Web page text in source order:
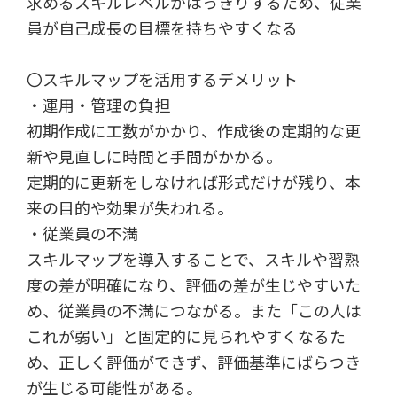
員が自己成長の目標を持ちやすくなる
〇スキルマップを活用するデメリット
・運用・管理の負担
初期作成に工数がかかり、作成後の定期的な更
新や見直しに時間と手間がかかる。
定期的に更新をしなければ形式だけが残り、本
来の目的や効果が失われる。
・従業員の不満
スキルマップを導入することで、スキルや習熟
度の差が明確になり、評価の差が生じやすいた
め、従業員の不満につながる。また「この人は
これが弱い」と固定的に見られやすくなるた
め、正しく評価ができず、評価基準にばらつき
が生じる可能性がある。